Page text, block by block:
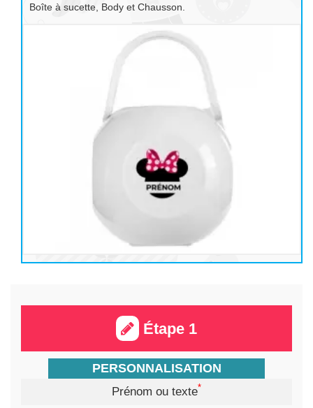
Boîte à sucette, Body et Chausson.
Étape 1
PERSONNALISATION
Prénom ou texte*